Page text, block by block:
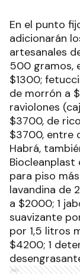
En el punto
adicionarán
artesanales
500 gramos,
$1300;
de morrón a
raviolones
$3700, de
$3700, entre
Habrá,
Biocleanplast
para piso
lavandina de
a $2000; 1
suavizante
por 1,5 litros
$4200; 1
Ads